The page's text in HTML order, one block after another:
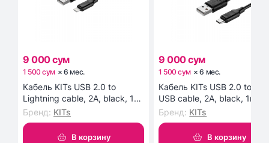
9 000 сум
1 500 сум × 6 мес.
Кабель KITs USB 2.0 to
Lightning cable, 2A, black, 1m
(KITS-W-003)
Бренд: KITs
В корзину
9 000 сум
1 500 сум ×6 мес.
Кабель KITs USB 2.0 to
USB cable, 2A, black, 1m
(KITS-W-002)
Бренд: KITs
В корзину